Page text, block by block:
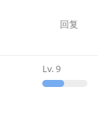
回复
Lv.9